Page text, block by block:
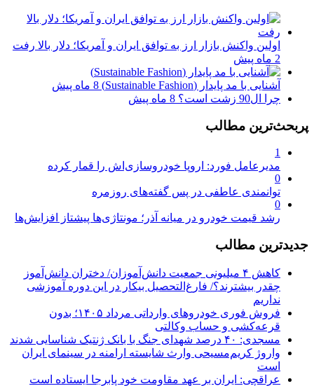
اولین واکنش بازار ارز به توافق ایران و آمریکا؛ دلار بالا رفت
2 ماه پیش
آشنایی با مد پایدار (Sustainable Fashion)
8 ماه پیش
چرا ال90 زشت است؟
8 ماه پیش
پربحث‌ترین مطالب
1
مدیرعامل فورد: اروپا خودروسازی‌اش را قمار کرده
0
توانمندی عاطفی در پس گفته‌های روزمره
0
رشد قیمت خودرو در میانه آذر؛ مونتاژی‌ها پیشتاز افزایش‌ها
جدیدترین مطالب
کاهش ۴ میلیونی جمعیت دانش‌آموزان/ دختران دانش‌آموز
چقدر بیشترند؟/ فارغ‌التحصیل بیکار در این دوره آموزشی
نداریم
فروش فوری خودروهای وارداتی مرداد ۱۴۰۵؛ بدون
قرعه‌کشی و حساب وکالتی
مسجدی: ۴۰ درصد شهدای جنگ با بانک ژنتیک شناسایی شدند
واروژ کریم‌مسیحی وارث شایسته ارامنه در سینمای ایران
است
عراقچی: ایران بر عهد مقاومت خود پابرجا ایستاده است